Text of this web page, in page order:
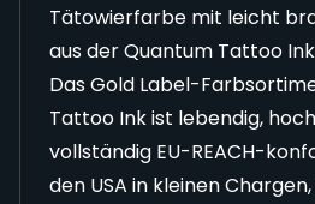
Tätowierfarbe mit leicht
aus der Quantum Tattoo
Das Gold Label-
Tattoo Ink ist lebendig,
vollständig EU-REACH-
den USA in kleinen